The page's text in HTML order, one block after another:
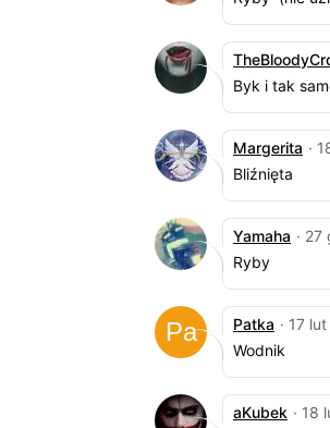
Byk i tak
Margerita ·
Bliźnięta
Yamaha · 27
Ryby
Patka · 17
Wodnik
aKubek · 18